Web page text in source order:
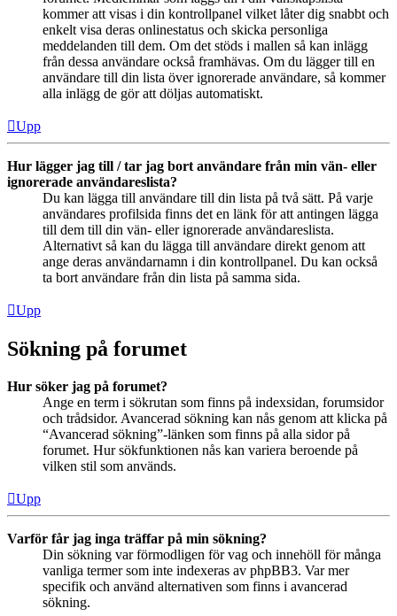
kommer att visas i din kontrollpanel vilket låter dig snabbt och
enkelt visa deras onlinestatus och skicka personliga
meddelanden till dem. Om det stöds i mallen så kan inlägg
från dessa användare också framhävas. Om du lägger till en
användare till din lista över ignorerade användare, så kommer
alla inlägg de gör att döljas automatiskt.
Upp
Hur lägger jag till / tar jag bort användare från min vän- eller
ignorerade användareslista?
Du kan lägga till användare till din lista på två sätt. På varje
användares profilsida finns det en länk för att antingen lägga
till dem till din vän- eller ignorerade användareslista.
Alternativt så kan du lägga till användare direkt genom att
ange deras användarnamn i din kontrollpanel. Du kan också
ta bort användare från din lista på samma sida.
Upp
Sökning på forumet
Hur söker jag på forumet?
Ange en term i sökrutan som finns på indexsidan, forumsidor
och trådsidor. Avancerad sökning kan nås genom att klicka på
“Avancerad sökning”-länken som finns på alla sidor på
forumet. Hur sökfunktionen nås kan variera beroende på
vilken stil som används.
Upp
Varför får jag inga träffar på min sökning?
Din sökning var förmodligen för vag och innehöll för många
vanliga termer som inte indexeras av phpBB3. Var mer
specifik och använd alternativen som finns i avancerad
sökning.